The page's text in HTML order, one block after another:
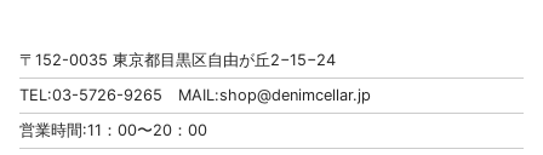
〒152-0035 東京都目黒区自由が丘2−15−24
TEL:03-5726-9265 MAIL:shop@denimcellar.jp
営業時間:11：00〜20：00